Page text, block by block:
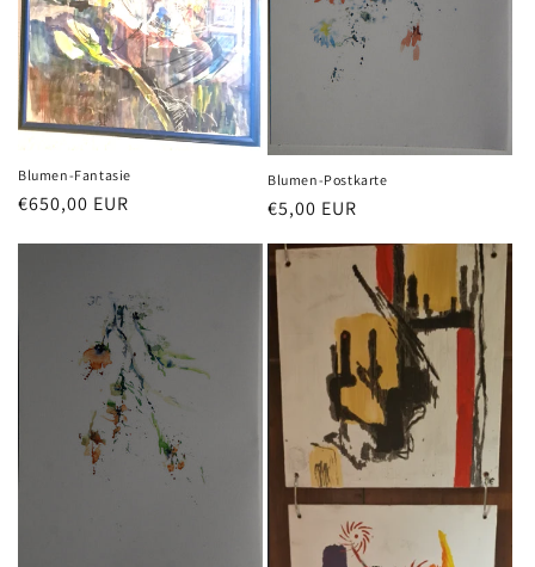
Blumen-Fantasie
Normaler
€650,00 EUR
Blumen-Postkarte
Normaler
€5,00 EUR